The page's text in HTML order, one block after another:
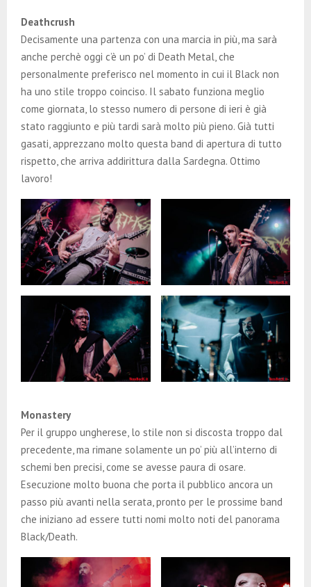
Deathcrush
Decisamente una partenza con una marcia in più, ma sarà
anche perchè oggi c’è un po’ di Death Metal, che
personalmente preferisco nel momento in cui il Black non
ha uno stile troppo coinciso. Il sabato funziona meglio
come giornata, lo stesso numero di persone di ieri è già
stato raggiunto e più tardi sarà molto più pieno. Già tutti
gasati, apprezzano molto questa band di apertura di tutto
rispetto, che arriva addirittura dalla Sardegna. Ottimo
lavoro!
Monastery
Per il gruppo ungherese, lo stile non si discosta troppo dal
precedente, ma rimane solamente un po’ più all’interno di
schemi ben precisi, come se avesse paura di osare.
Esecuzione molto buona che porta il pubblico ancora un
passo più avanti nella serata, pronto per le prossime band
che iniziano ad essere tutti nomi molto noti del panorama
Black/Death.